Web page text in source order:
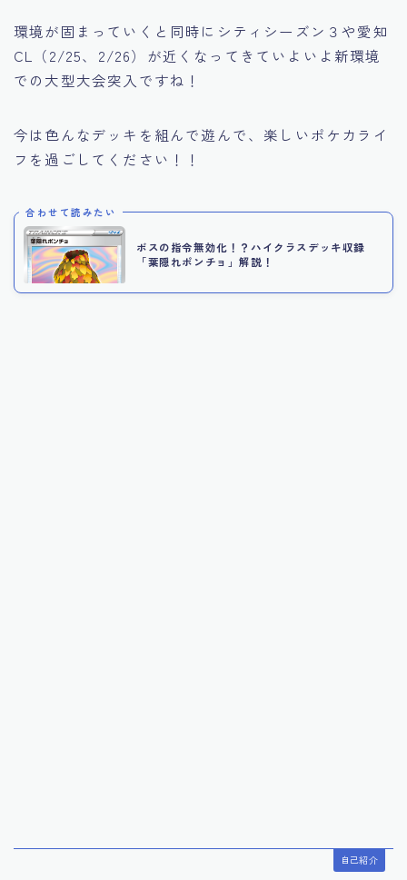
環境が固まっていくと同時にシティシーズン３や愛知
CL（2/25、2/26）が近くなってきていよいよ新環境
での大型大会突入ですね！
今は色んなデッキを組んで遊んで、楽しいポケカライ
フを過ごしてください！！
合わせて読みたい
ボスの指令無効化！？ハイクラスデッキ収録
「葉隠れポンチョ」解説！
自己紹介